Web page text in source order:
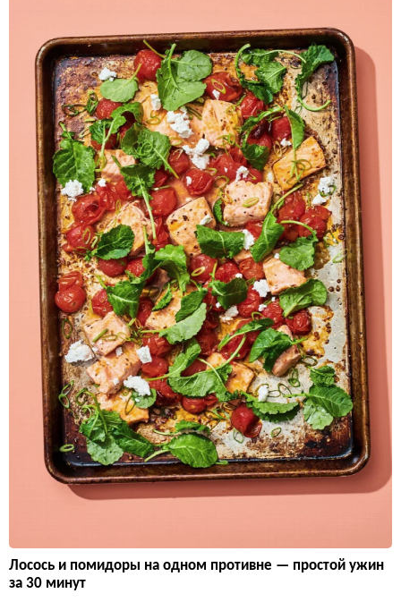
Лосось и помидоры на одном противне — простой ужин
за 30 минут